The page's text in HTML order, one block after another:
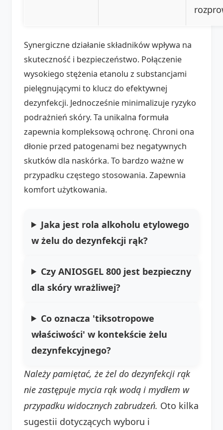
Synergiczne działanie składników wpływa na
skuteczność i bezpieczeństwo. Połączenie
wysokiego stężenia etanolu z substancjami
pielęgnującymi to klucz do efektywnej
dezynfekcji. Jednocześnie minimalizuje ryzyko
podrażnień skóry. Ta unikalna formuła
zapewnia kompleksową ochronę. Chroni ona
dłonie przed patogenami bez negatywnych
skutków dla naskórka. To bardzo ważne w
przypadku częstego stosowania. Zapewnia
komfort użytkowania.
Jaka jest rola alkoholu etylowego
w żelu do dezynfekcji rąk?
Czy ANIOSGEL 800 jest bezpieczny
dla skóry wrażliwej?
Co oznacza 'tiksotropowe
właściwości' w kontekście żelu
dezynfekcyjnego?
Należy pamiętać, że żel do dezynfekcji rąk
nie zastępuje mycia rąk wodą i mydłem w
przypadku widocznych zabrudzeń. Oto kilka
sugestii dotyczących wyboru i